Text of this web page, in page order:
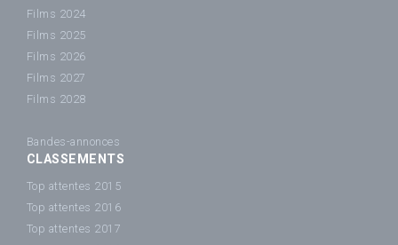
Films 2024
Films 2025
Films 2026
Films 2027
Films 2028
Bandes-annonces
CLASSEMENTS
Top attentes 2015
Top attentes 2016
Top attentes 2017